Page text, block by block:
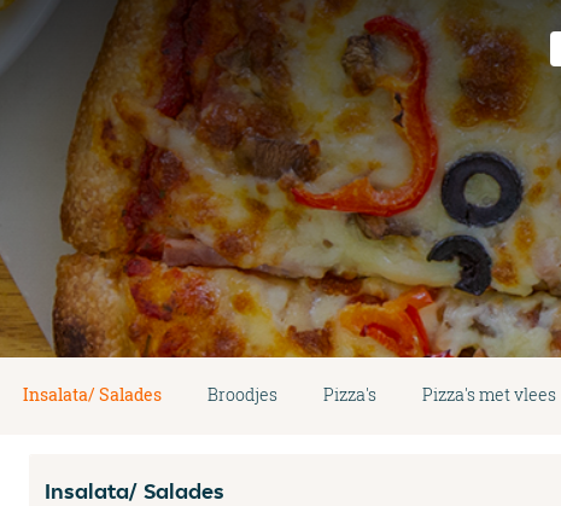
Insalata/ Salades Broodjes Pizza's Pizza's met vlees
Insalata/ Salades